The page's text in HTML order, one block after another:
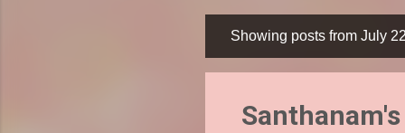
o
Showing posts from July